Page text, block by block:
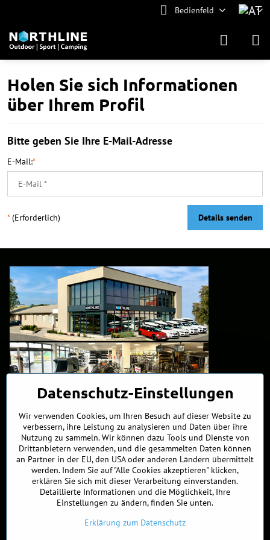
Bedienfeld
Holen Sie sich Informationen
über Ihrem Profil
Bitte geben Sie Ihre E-Mail-Adresse
E-Mail:*
*(Erforderlich) Details senden
Kontakte
+421 902 255 255
ÖFFNUNGSZEITEN
MO, DIE, MITT, FREI9:00 - 17:00
Datenschutz-Einstellungen
Wir verwenden Cookies, um Ihren Besuch auf dieser Website zu
verbessern, ihre Leistung zu analysieren und Daten über ihre
Nutzung zu sammeln. Wir können dazu Tools und Dienste von
Drittanbietern verwenden, und die gesammelten Daten können
an Partner in der EU, den USA oder anderen Ländern übermittelt
werden. Indem Sie auf "Alle Cookies akzeptieren" klicken,
erklären Sie sich mit dieser Verarbeitung einverstanden.
Detaillierte Informationen und die Möglichkeit, Ihre
Einstellungen zu ändern, finden Sie unten.
Erklärung zum Datenschutz